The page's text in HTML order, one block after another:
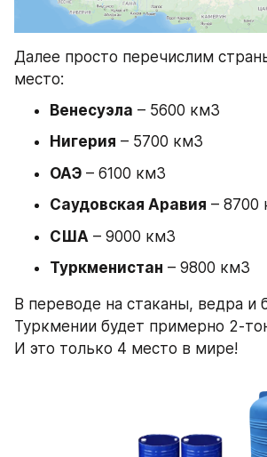
Далее просто перечислим
место:
Венесуэла – 5600 км3
Нигерия – 5700 км3
ОАЭ – 6100 км3
Саудовская Аравия – 8700
США – 9000 км3
Туркменистан – 9800 км3
В переводе на стаканы, ведра и
Туркмении будет примерно 2-
И это только 4 место в мире!